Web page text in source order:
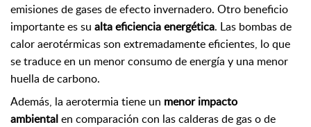
emisiones de gases de efecto invernadero. Otro beneficio
importante es su alta eficiencia energética. Las bombas de
calor aerotérmicas son extremadamente eficientes, lo que
se traduce en un menor consumo de energía y una menor
huella de carbono.
Además, la aerotermia tiene un menor impacto
ambientalen comparación con las calderas de gas o de